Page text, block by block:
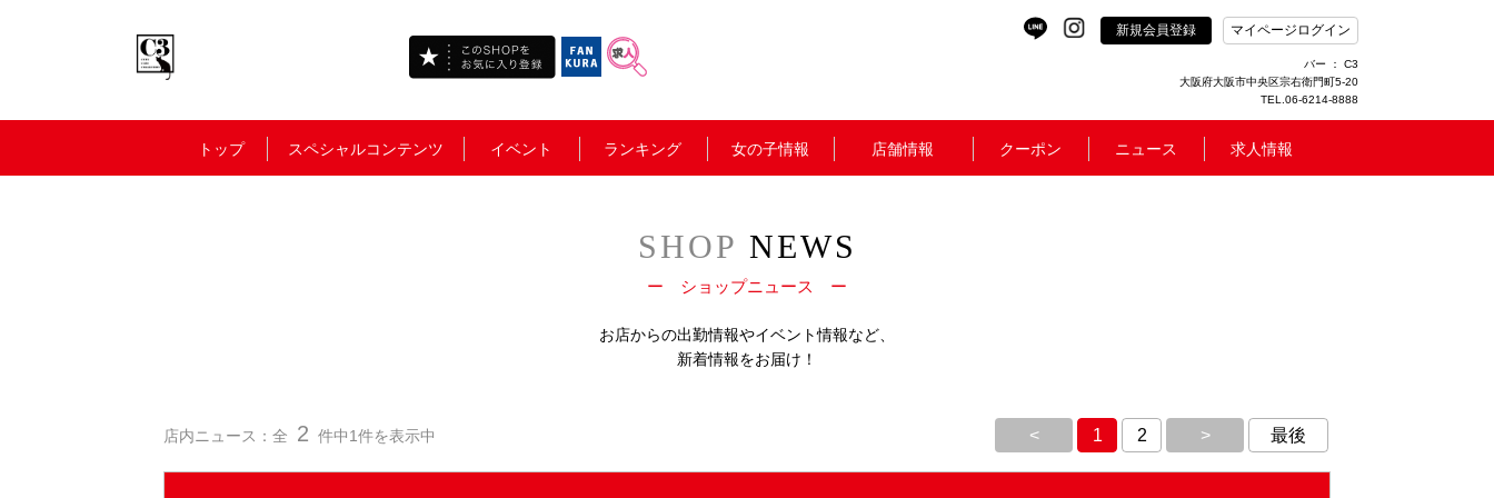
新規会員登録 マイページログイン
バー ： C3
大阪府大阪市中央区宗右衛門町5-20
TEL.06-6214-8888
トップ スペシャルコンテンツ イベント ランキング 女の子情報 店舗情報 クーポン ニュース 求人情報
SHOP NEWS
ー ショップニュース ー
お店からの出勤情報やイベント情報など、
新着情報をお届け！
店内ニュース：全 2 件中1件を表示中 < 1 2 > 最後